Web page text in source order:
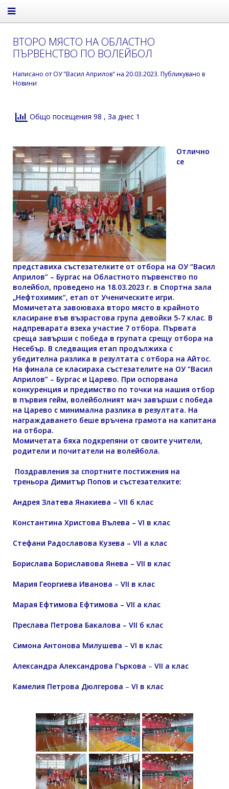
ВТОРО МЯСТО НА ОБЛАСТНО
ПЪРВЕНСТВО ПО ВОЛЕЙБОЛ
Написано от ОУ "Васил Априлов" на 20.03.2023. Публикувано в
Новини
Общо посещения 98 , За днес 1
Отлично
се
представиха състезателките от отбора на ОУ “Васил
Априлов” – Бургас на Областното първенство по
волейбол, проведено на 18.03.2023 г. в Спортна зала
„Нефтохимик“, етап от Ученическите игри.
Момичетата завоюваха второ място в крайното
класиране във възрастова група девойки 5-7 клас. В
надпреварата взеха участие 7 отбора. Първата
среща завърши с победа в групата срещу отбора на
Несебър. В следващия етап продължиха с
убедителна разлика в резултата с отбора на Айтос.
На финала се класираха състезателите на ОУ “Васил
Априлов” – Бургас и Царево. При оспорвана
конкуренция и предимство по точки на нашия отбор
в първия гейм, волейболният мач завърши с победа
на Царево с минимална разлика в резултата. На
награждаването беше връчена грамота на капитана
на отбора.
Момичетата бяха подкрепяни от своите учители,
родители и почитатели на волейбола.
Поздравления за спортните постижения на
треньора Димитър Попов и състезателките:
Андрея Златева Янакиева – VII б клас
Константина Христова Вълева – VI в клас
Стефани Радославова Кузева – VII а клас
Борислава Бориславова Янева – VII в клас
Мария Георгиева Иванова – VII в клас
Марая Ефтимова Ефтимова – VII а клас
Преслава Петрова Бакалова – VII б клас
Симона Антонова Милушева – VI в клас
Александра Александрова Гъркова – VII а клас
Камелия Петрова Дюлгерова – VI в клас